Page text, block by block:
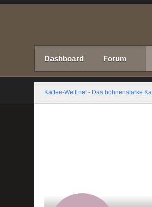
Dashboard Forum
Kaffee-Welt.net - Das bohnenstarke